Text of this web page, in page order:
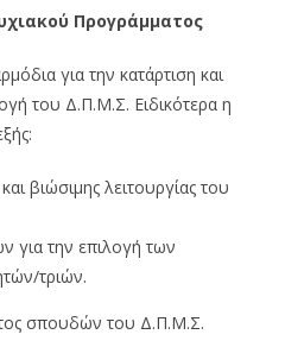
Προγράμματος
για την κατάρτιση και
του Δ.Π.Μ.Σ. Ειδικότερα η
βιώσιμης λειτουργίας του
για την επιλογή των
τριών.
σπουδών του Δ.Π.Μ.Σ.